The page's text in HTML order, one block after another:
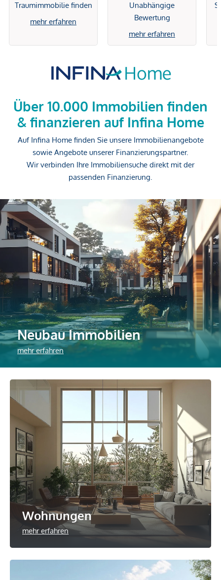
Traumimmobilie finden
mehr erfahren
Unabhängige
Bewertung
mehr erfahren
Über 10.000 Immobilien finden
& finanzieren auf Infina Home
Auf Infina Home finden Sie unsere Immobilienangebote
sowie Angebote unserer Finanzierungspartner.
Wir verbinden Ihre Immobiliensuche direkt mit der
passenden Finanzierung.
Neubau Immobilien
mehr erfahren
Wohnungen
mehr erfahren